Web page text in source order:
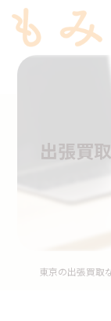
出張買